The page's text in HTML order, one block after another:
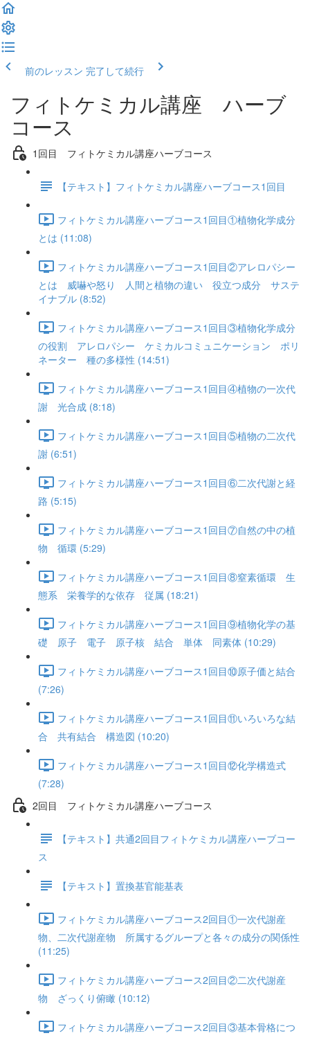
前のレッスン 完了して続行
フィトケミカル講座 ハーブ
コース
1回目 フィトケミカル講座ハーブコース
【テキスト】フィトケミカル講座ハーブコース1回目
フィトケミカル講座ハーブコース1回目①植物化学成分
とは (11:08)
フィトケミカル講座ハーブコース1回目②アレロパシー
とは 威嚇や怒り 人間と植物の違い 役立つ成分 サステ
イナブル (8:52)
フィトケミカル講座ハーブコース1回目③植物化学成分
の役割 アレロパシー ケミカルコミュニケーション ポリ
ネーター 種の多様性 (14:51)
フィトケミカル講座ハーブコース1回目④植物の一次代
謝 光合成 (8:18)
フィトケミカル講座ハーブコース1回目⑤植物の二次代
謝 (6:51)
フィトケミカル講座ハーブコース1回目⑥二次代謝と経
路 (5:15)
フィトケミカル講座ハーブコース1回目⑦自然の中の植
物 循環 (5:29)
フィトケミカル講座ハーブコース1回目⑧窒素循環 生
態系 栄養学的な依存 従属 (18:21)
フィトケミカル講座ハーブコース1回目⑨植物化学の基
礎 原子 電子 原子核 結合 単体 同素体 (10:29)
フィトケミカル講座ハーブコース1回目⑩原子価と結合
(7:26)
フィトケミカル講座ハーブコース1回目⑪いろいろな結
合 共有結合 構造図 (10:20)
フィトケミカル講座ハーブコース1回目⑫化学構造式
(7:28)
2回目 フィトケミカル講座ハーブコース
【テキスト】共通2回目フィトケミカル講座ハーブコー
ス
【テキスト】置換基官能基表
フィトケミカル講座ハーブコース2回目①一次代謝産
物、二次代謝産物 所属するグループと各々の成分の関係性
(11:25)
フィトケミカル講座ハーブコース2回目②二次代謝産
物 ざっくり俯瞰 (10:12)
フィトケミカル講座ハーブコース2回目③基本骨格につ